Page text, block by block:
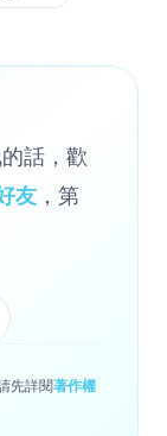
話，歡
友 ，第
先詳閱著作權